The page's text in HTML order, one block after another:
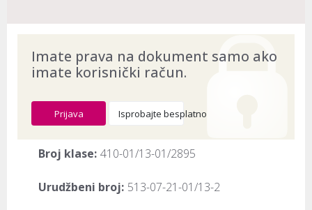
Imate prava na dokument samo ako
imate korisnički račun.
Prijava Isprobajte besplatno
Broj klase: 410-01/13-01/2895
Urudžbeni broj: 513-07-21-01/13-2